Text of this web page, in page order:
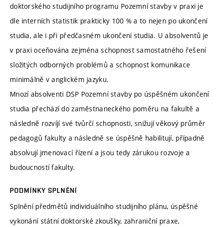
doktorského studijního programu Pozemní stavby v praxi je
dle interních statistik prakticky 100 % a to nejen po ukončení
studia, ale i při předčasném ukončení studia. U absolventů je
v praxi oceňována zejména schopnost samostatného řešení
složitých odborných problémů a schopnost komunikace
minimálně v anglickém jazyku.
Mnozí absolventi DSP Pozemní stavby po úspěšném ukončení
studia přechází do zaměstnaneckého poměru na fakultě a
následně rozvíjí své tvůrčí schopnosti, snižují věkový průměr
pedagogů fakulty a následně se úspěšně habilitují, případně
absolvují jmenovací řízení a jsou tedy zárukou rozvoje a
budoucností fakulty.
PODMÍNKY SPLNĚNÍ
Splnění předmětů individuálního studijního plánu, úspěšné
vykonání státní doktorské zkoušky, zahraniční praxe,